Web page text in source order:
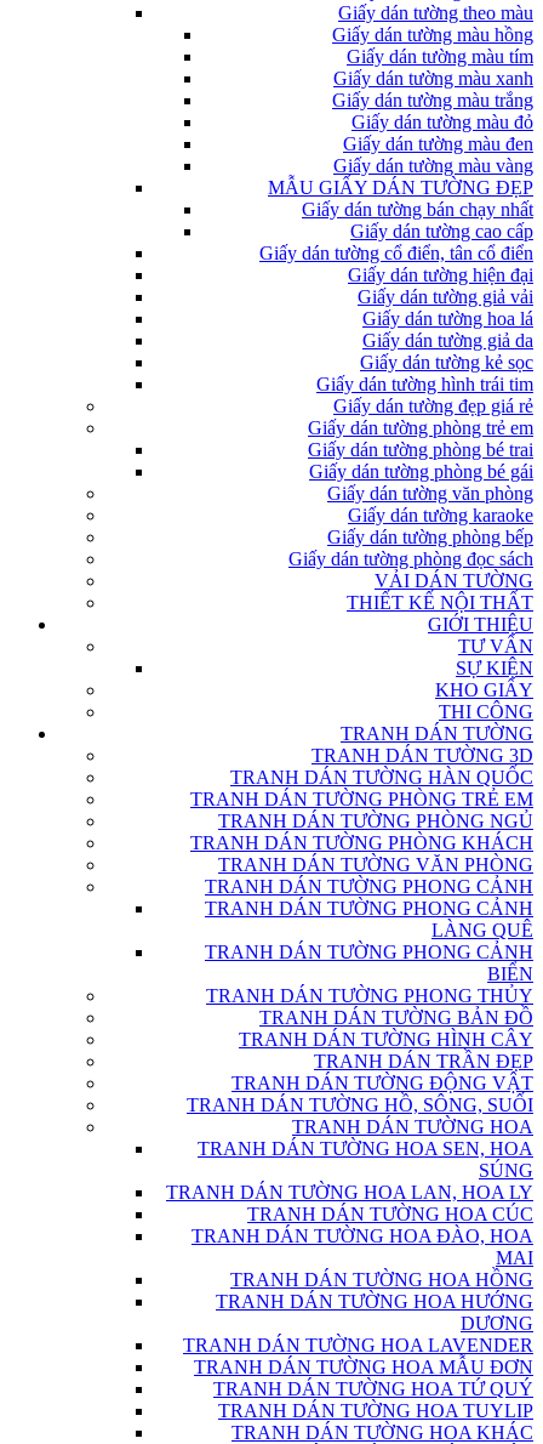
Giấy dán tường theo màu
Giấy dán tường màu hồng
Giấy dán tường màu tím
Giấy dán tường màu xanh
Giấy dán tường màu trắng
Giấy dán tường màu đỏ
Giấy dán tường màu đen
Giấy dán tường màu vàng
MẪU GIẤY DÁN TƯỜNG ĐẸP
Giấy dán tường bán chạy nhất
Giấy dán tường cao cấp
Giấy dán tường cổ điển, tân cổ điển
Giấy dán tường hiện đại
Giấy dán tường giả vải
Giấy dán tường hoa lá
Giấy dán tường giả da
Giấy dán tường kẻ sọc
Giấy dán tường hình trái tim
Giấy dán tường đẹp giá rẻ
Giấy dán tường phòng trẻ em
Giấy dán tường phòng bé trai
Giấy dán tường phòng bé gái
Giấy dán tường văn phòng
Giấy dán tường karaoke
Giấy dán tường phòng bếp
Giấy dán tường phòng đọc sách
VẢI DÁN TƯỜNG
THIẾT KẾ NỘI THẤT
GIỚI THIỆU
TƯ VẤN
SỰ KIỆN
KHO GIẤY
THI CÔNG
TRANH DÁN TƯỜNG
TRANH DÁN TƯỜNG 3D
TRANH DÁN TƯỜNG HÀN QUỐC
TRANH DÁN TƯỜNG PHÒNG TRẺ EM
TRANH DÁN TƯỜNG PHÒNG NGỦ
TRANH DÁN TƯỜNG PHÒNG KHÁCH
TRANH DÁN TƯỜNG VĂN PHÒNG
TRANH DÁN TƯỜNG PHONG CẢNH
TRANH DÁN TƯỜNG PHONG CẢNH
LÀNG QUÊ
TRANH DÁN TƯỜNG PHONG CẢNH
BIỂN
TRANH DÁN TƯỜNG PHONG THỦY
TRANH DÁN TƯỜNG BẢN ĐỒ
TRANH DÁN TƯỜNG HÌNH CÂY
TRANH DÁN TRẦN ĐẸP
TRANH DÁN TƯỜNG ĐỘNG VẬT
TRANH DÁN TƯỜNG HỒ, SÔNG, SUỐI
TRANH DÁN TƯỜNG HOA
TRANH DÁN TƯỜNG HOA SEN, HOA
SÚNG
TRANH DÁN TƯỜNG HOA LAN, HOA LY
TRANH DÁN TƯỜNG HOA CÚC
TRANH DÁN TƯỜNG HOA ĐÀO, HOA
MAI
TRANH DÁN TƯỜNG HOA HỒNG
TRANH DÁN TƯỜNG HOA HƯỚNG
DƯƠNG
TRANH DÁN TƯỜNG HOA LAVENDER
TRANH DÁN TƯỜNG HOA MẪU ĐƠN
TRANH DÁN TƯỜNG HOA TỨ QUÝ
TRANH DÁN TƯỜNG HOA TUYLIP
TRANH DÁN TƯỜNG HOA KHÁC